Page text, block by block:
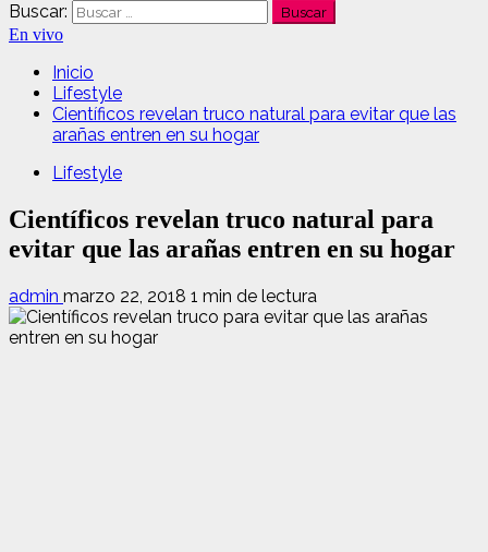
Buscar:
En vivo
Inicio
Lifestyle
Científicos revelan truco natural para evitar que las
arañas entren en su hogar
Lifestyle
Científicos revelan truco natural para
evitar que las arañas entren en su hogar
admin marzo 22, 2018 1 min de lectura